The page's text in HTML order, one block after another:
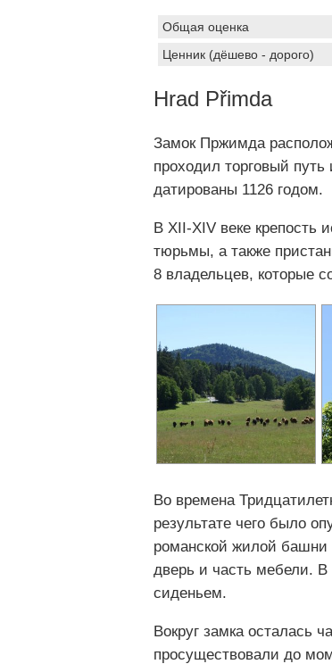
Общая оценка
Ценник (дёшево - дорого)
Hrad Přimda
Замок Пржимда
проходил торговый
датированы 1126 годом.
В XII-XIV веке крепость
тюрьмы, а также
8 владельцев, которые
Во времена
результате чего было
романской жилой башни
дверь и часть мебели. В
сиденьем.
Вокруг замка осталась
просуществовали до